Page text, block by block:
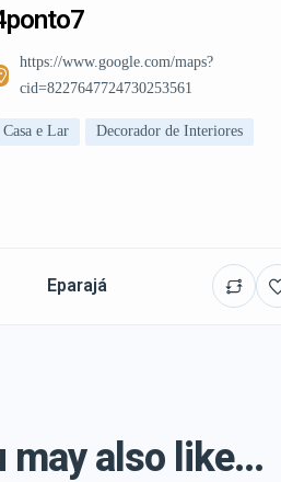
https://www.google.com/maps?
cid=8227647724730253561
Casa e Lar Decorador de Interiores
Eparajá
may also like...